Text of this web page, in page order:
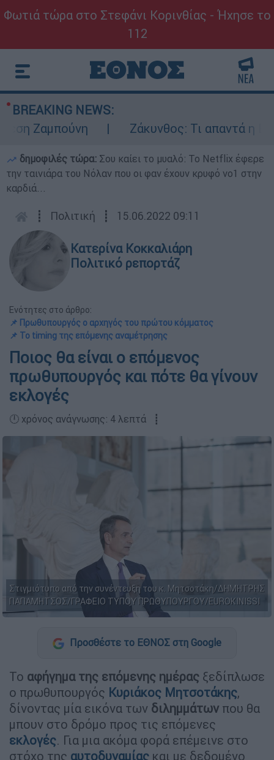
Φωτιά τώρα στο Στεφάνι Κορινθίας - Ήχησε το
112
BREAKING NEWS:
Ζαμπούνη
Ζάκυνθος: Τι απαντά η
δημοφιλές τώρα: Σου καίει το μυαλό: Το Netflix έφερε
την ταινιάρα του Νόλαν που οι φαν έχουν κρυφό νο1 στην
καρδιά...
┋ Πολιτική ┋ 15.06.2022 09:11
Κατερίνα Κοκκαλιάρη
Πολιτικό ρεπορτάζ
Ενότητες στο άρθρο:
📌 Πρωθυπουργός ο αρχηγός του πρώτου κόμματος
📌 Το timing της επόμενης αναμέτρησης
Ποιος θα είναι ο επόμενος
πρωθυπουργός και πότε θα γίνουν
εκλογές
🕛 χρόνος ανάγνωσης: 4 λεπτά ┋
Στιγμιότυπο από την συνέντευξη του κ. Μητσοτάκη/ΔΗΜΗΤΡΗΣ
ΠΑΠΑΜΗΤΣΟΣ/ΓΡΑΦΕΙΟ ΤΥΠΟΥ ΠΡΩΘΥΠΟΥΡΓΟΥ/EUROKINISSI
Προσθέστε το ΕΘΝΟΣ στη Google
Το αφήγημα της επόμενης ημέρας ξεδίπλωσε
ο πρωθυπουργός Κυριάκος Μητσοτάκης,
δίνοντας μία εικόνα των διλημμάτων που θα
μπουν στο δρόμο προς τις επόμενες
εκλογές. Για μια ακόμα φορά επέμεινε στο
στόχο της αυτοδυναμίας και με δεδομένο